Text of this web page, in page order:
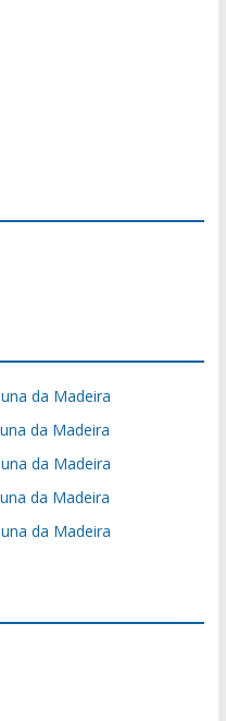
da Madeira
da Madeira
da Madeira
da Madeira
da Madeira